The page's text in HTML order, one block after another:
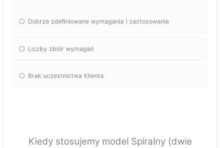
Dobrze zdefiniowane wymagania I zastosowania
Liczby zbiór wymagań
Brak uczestnictwa Klienta
Kiedy stosujemy model Spiralny (dwie